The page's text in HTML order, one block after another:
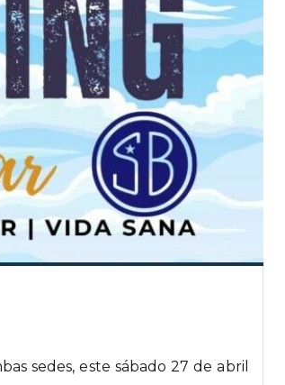
sedes, este sábado 27 de abril